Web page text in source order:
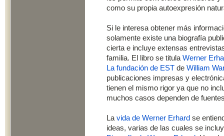
como su propia autoexpresión
Si le interesa obtener más
solamente existe una biografía
cierta e incluye extensas
familia. El libro se titula Werner
La fundación de EST de William
publicaciones impresas y
tienen el mismo rigor ya que no
muchos casos dependen de
La vida de Werner Erhard se
ideas, varias de las cuales se